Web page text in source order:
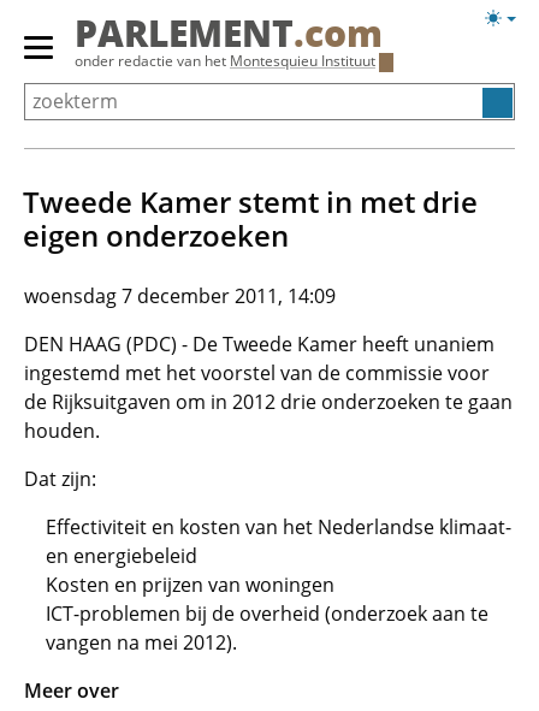
Overslaan
Primair
menu
tonen/verbergen
PARLEMENT.com
onder redactie van het Montesquieu Instituut
Tweede Kamer stemt in met drie
eigen onderzoeken
woensdag 7 december 2011, 14:09
DEN HAAG (PDC) - De Tweede Kamer heeft unaniem
ingestemd met het voorstel van de commissie voor
de Rijksuitgaven om in 2012 drie onderzoeken te gaan
houden.
Dat zijn:
Effectiviteit en kosten van het Nederlandse klimaat-
en energiebeleid
Kosten en prijzen van woningen
ICT-problemen bij de overheid (onderzoek aan te
vangen na mei 2012).
Meer over